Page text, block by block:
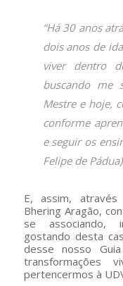
“Há 30 anos
dois anos de
viver dentro
buscando me
Mestre e hoje,
conforme
e seguir os
Felipe de
E, assim,
Bhering Aragão,
se associando,
gostando desta
desse nosso
transformações
pertencermos à